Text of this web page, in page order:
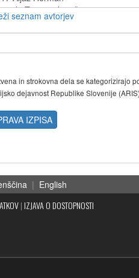
in strokovna dela se kategorizirajo
dejavnost Republike Slovenije
IZPISA
| English
| IZJAVA O DOSTOPNOSTI